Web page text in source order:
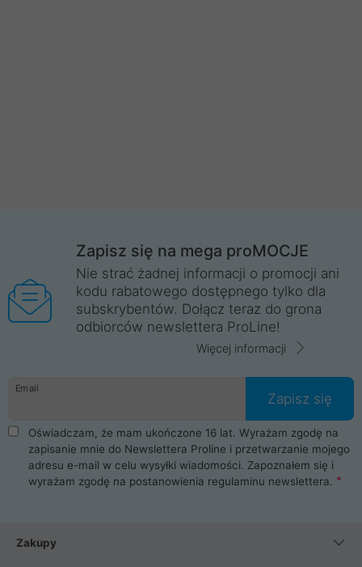
Zapisz się na mega proMOCJE
Nie strać żadnej informacji o promocji ani
kodu rabatowego dostępnego tylko dla
subskrybentów. Dołącz teraz do grona
odbiorców newslettera ProLine!
Więcej informacji
Email
Zapisz się
Oświadczam, że mam ukończone 16 lat. Wyrażam zgodę na
zapisanie mnie do Newslettera Proline i przetwarzanie mojego
adresu e-mail w celu wysyłki wiadomości. Zapoznałem się i
wyrażam zgodę na postanowienia regulaminu newslettera.
Zakupy